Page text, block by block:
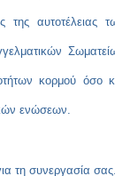
της αυτοτέλειας
κορμού όσο
ενώσεων.
τη συνεργασία σας.